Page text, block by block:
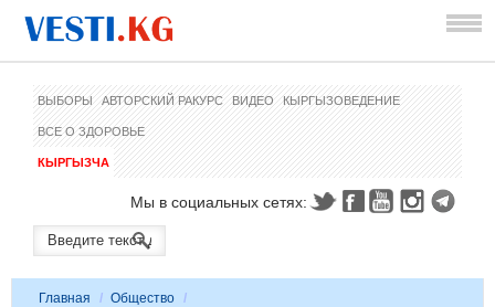
ВЫБОРЫ АВТОРСКИЙ РАКУРС ВИДЕО КЫРГЫЗОВЕДЕНИЕ
ВСЕ О ЗДОРОВЬЕ
КЫРГЫЗЧА
Мы в социальных сетях:
Главная / Общество /